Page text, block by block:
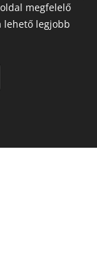
megfelelő
lehető legjobb